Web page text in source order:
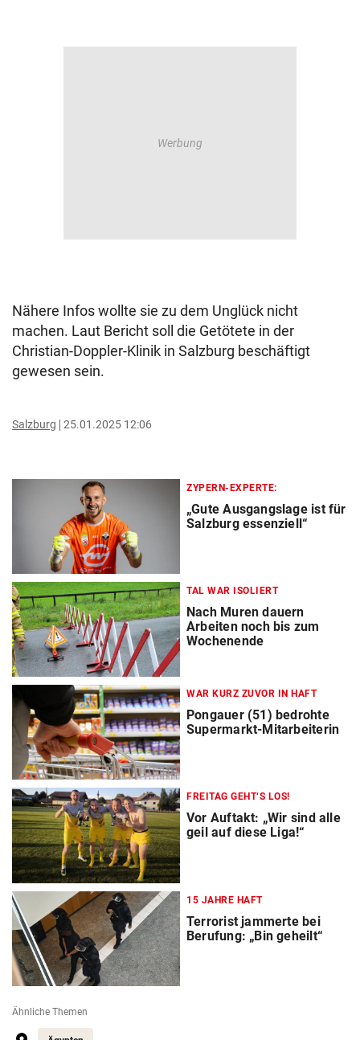
Nähere Infos wollte sie zu dem Unglück nicht
machen. Laut Bericht soll die Getötete in der
Christian-Doppler-Klinik in Salzburg beschäftigt
gewesen sein.
Salzburg 25.01.2025 12:06
ZYPERN-EXPERTE:
„Gute Ausgangslage ist für
Salzburg essenziell“
TAL WAR ISOLIERT
Nach Muren dauern
Arbeiten noch bis zum
Wochenende
WAR KURZ ZUVOR IN HAFT
Pongauer (51) bedrohte
Supermarkt-Mitarbeiterin
FREITAG GEHT‘S LOS!
Vor Auftakt: „Wir sind alle
geil auf diese Liga!“
15 JAHRE HAFT
Terrorist jammerte bei
Berufung: „Bin geheilt“
Ähnliche Themen